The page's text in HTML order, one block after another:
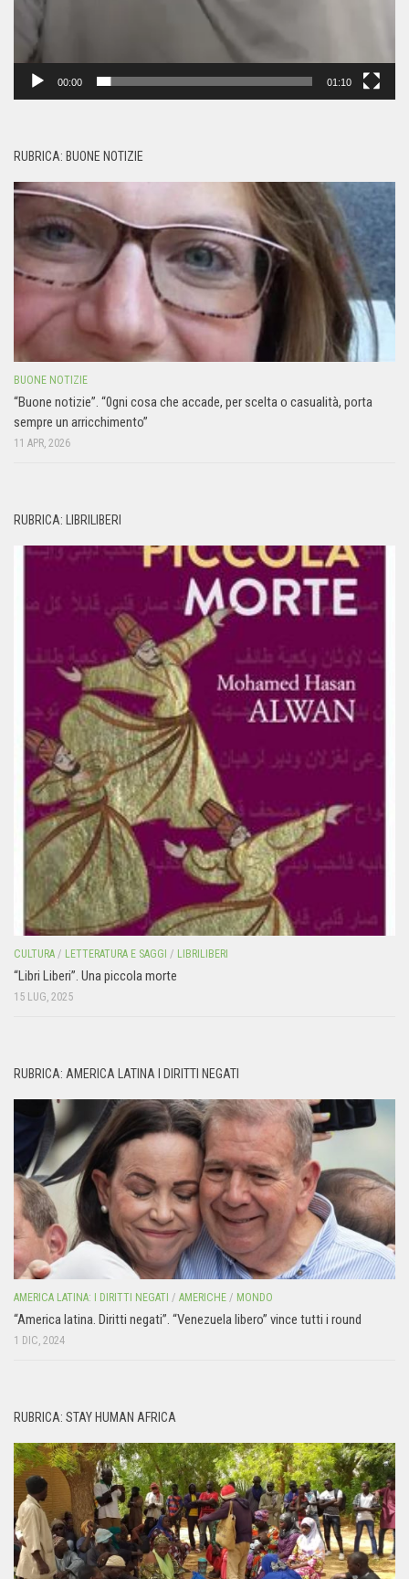
00:00 01:10
RUBRICA: BUONE NOTIZIE
BUONE NOTIZIE
“Buone notizie”. “0gni cosa che accade, per scelta o casualità, porta
sempre un arricchimento”
11 APR, 2026
RUBRICA: LIBRILIBERI
CULTURA / LETTERATURA E SAGGI / LIBRILIBERI
“Libri Liberi”. Una piccola morte
15 LUG, 2025
RUBRICA: AMERICA LATINA I DIRITTI NEGATI
AMERICA LATINA: I DIRITTI NEGATI / AMERICHE / MONDO
“America latina. Diritti negati”. “Venezuela libero” vince tutti i round
1 DIC, 2024
RUBRICA: STAY HUMAN AFRICA